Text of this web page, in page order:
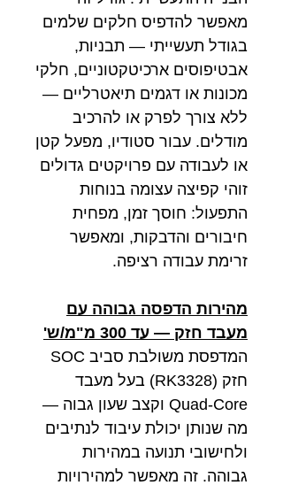
מאפשר להדפיס חלקים שלמים
בגודל תעשייתי — תבניות,
אבטיפוסים ארכיטקטוניים, חלקי
מכונות או דגמים תיאטרליים —
ללא צורך לפרק או להרכיב
מודלים. עבור סטודיו, מפעל קטן
או לעבודה עם פרויקטים גדולים
זוהי קפיצה עצומה בנוחות
התפעול: חוסך זמן, מפחית
חיבורים והדבקות, ומאפשר
זרימת עבודה רציפה.
מהירות הדפסה גבוהה עם
מעבד חזק — עד 300 מ"מ/ש'
המדפסת משולבת סביב SOC
חזק (RK3328) בעל מעבד
Quad-Core וקצב שעון גבוה —
מה שנותן יכולת עיבוד לנתיבים
ולחישובי תנועה במהירות
גבוהה. זה מאפשר למהירויות